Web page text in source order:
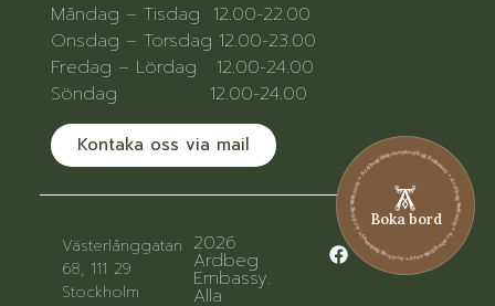
Ardbeg Embassy • Ardbeg Embassy • Ardbeg Embassy • Ardbeg Embassy • Ardbeg Embassy • Ardbeg Embassy
Boka bord
Måndag – Tisdag 12.00-22.00
Onsdag – Torsdag 12.00-23.00
Fredag – Lördag 12.00-24.00
Söndag 12.00-24.00
Kontaka oss via mail
Västerlånggatan
68, 111 29
Stockholm
2026
Ardbeg
Embassy.
Alla